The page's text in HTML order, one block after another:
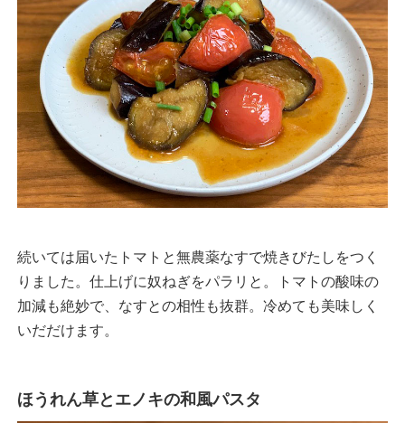
続いては届いたトマトと無農薬なすで焼きびたしをつく
りました。仕上げに奴ねぎをパラリと。トマトの酸味の
加減も絶妙で、なすとの相性も抜群。冷めても美味しく
いだだけます。
ほうれん草とエノキの和風パスタ